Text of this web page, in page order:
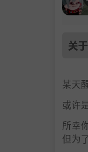
关
某天
或许
所幸
但为